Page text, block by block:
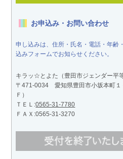
お申込み・お問い合わせ
申し込みは、住所・氏名・電話・年齢
込みフォームでお知らせください。
キラッ☆とよた（豊田市ジェンダー平
〒471-0034 愛知県豊田市小坂本町１
Ｆ）
ＴＥＬ:0565-31-7780
ＦＡＸ:0565-31-3270